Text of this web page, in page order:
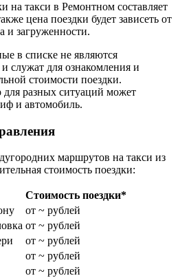
на такси в Ремонтном составляет
цена поездки будет зависеть от
и загруженности.
в списке не являются
служат для ознакомления и
стоимости поездки.
разных ситуаций может
и автомобиль.
маршрутов на такси из
стоимость поездки:
Стоимость поездки*
от ~ рублей
от ~ рублей
от ~ рублей
от ~ рублей
от ~ рублей